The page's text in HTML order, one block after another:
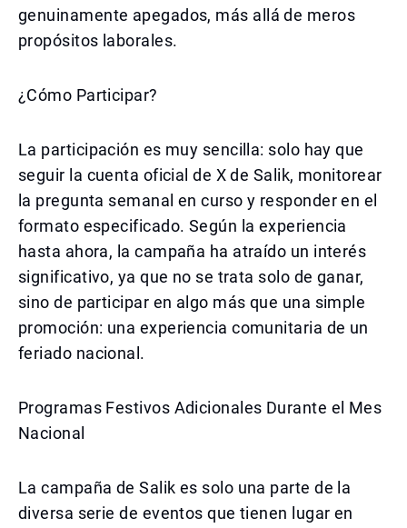
genuinamente apegados, más allá de meros
propósitos laborales.
¿Cómo Participar?
La participación es muy sencilla: solo hay que
seguir la cuenta oficial de X de Salik, monitorear
la pregunta semanal en curso y responder en el
formato especificado. Según la experiencia
hasta ahora, la campaña ha atraído un interés
significativo, ya que no se trata solo de ganar,
sino de participar en algo más que una simple
promoción: una experiencia comunitaria de un
feriado nacional.
Programas Festivos Adicionales Durante el Mes
Nacional
La campaña de Salik es solo una parte de la
diversa serie de eventos que tienen lugar en